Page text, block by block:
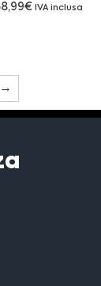
€ IVA inclusa
→